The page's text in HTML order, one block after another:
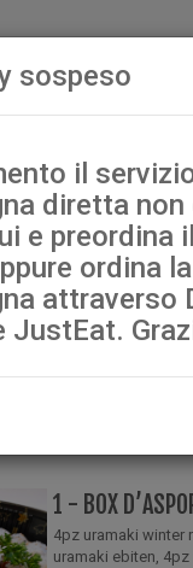
1 - BOX
4pz uramaki winter
uramaki ebiten, 4pz
sospeso
il
diretta
e preordina
ordina
attraverso
JustEat.